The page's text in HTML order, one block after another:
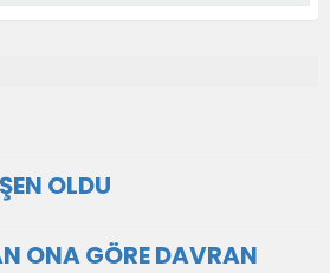
OLDU
ONA GÖRE DAVRAN